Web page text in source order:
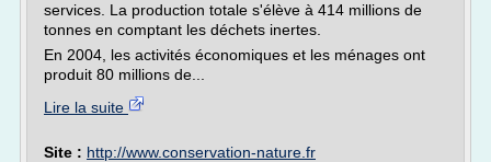
services. La production totale s'élève à 414 millions de
tonnes en comptant les déchets inertes.
En 2004, les activités économiques et les ménages ont
produit 80 millions de...
Lire la suite
Site : http://www.conservation-nature.fr